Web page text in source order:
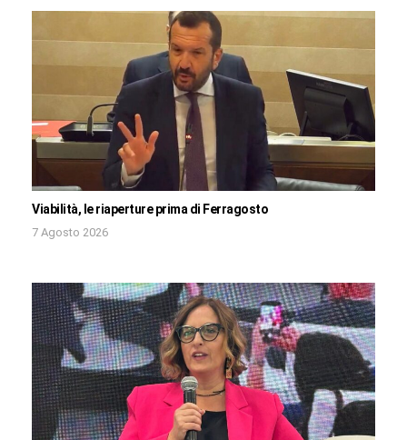
Viabilità, le riaperture prima di Ferragosto
7 Agosto 2026